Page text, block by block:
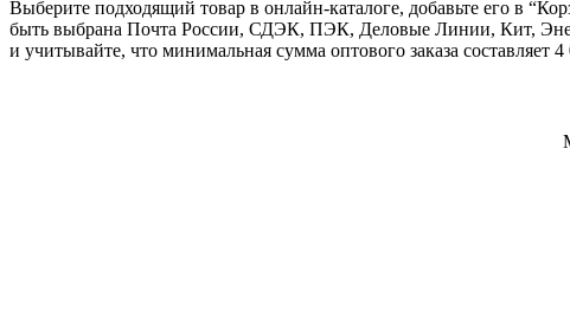
Выберите подходящий товар в онлайн-каталоге, добавьте его в
быть выбрана Почта России, СДЭК, ПЭК, Деловые Линии, Кит,
и учитывайте, что минимальная сумма оптового заказа составляет 4